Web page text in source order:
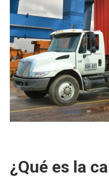
¿Qué es la